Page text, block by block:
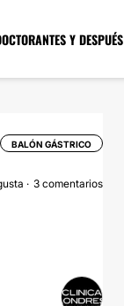
ANTES Y DESPUÉS
BALÓN GÁSTRICO
3 comentarios